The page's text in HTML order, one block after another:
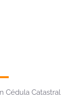
Cédula Catastral